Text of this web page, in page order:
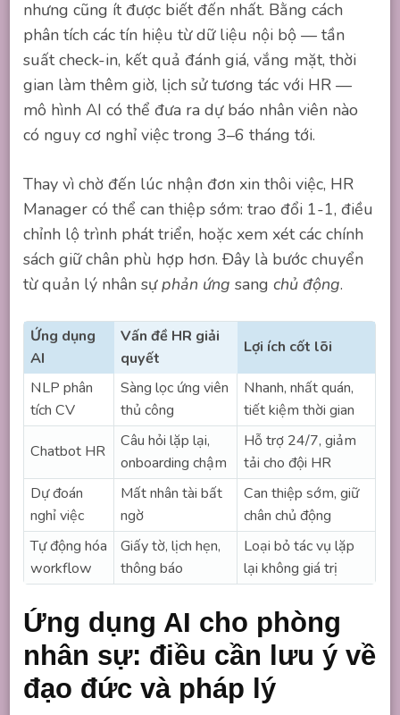
nhưng cũng ít được biết đến nhất. Bằng cách
phân tích các tín hiệu từ dữ liệu nội bộ — tần
suất check-in, kết quả đánh giá, vắng mặt, thời
gian làm thêm giờ, lịch sử tương tác với HR —
mô hình AI có thể đưa ra dự báo nhân viên nào
có nguy cơ nghỉ việc trong 3–6 tháng tới.
Thay vì chờ đến lúc nhận đơn xin thôi việc, HR
Manager có thể can thiệp sớm: trao đổi 1-1, điều
chỉnh lộ trình phát triển, hoặc xem xét các chính
sách giữ chân phù hợp hơn. Đây là bước chuyển
từ quản lý nhân sựphản ứng sangchủ động.
Ứng dụng
AI
Vấn đề HR giải
quyết
Lợi ích cốt lõi
NLP phân
tích CV
Sàng lọc ứng viên
thủ công
Nhanh, nhất quán,
tiết kiệm thời gian
Chatbot HR
Câu hỏi lặp lại,
onboarding chậm
Hỗ trợ 24/7, giảm
tải cho đội HR
Dự đoán
nghỉ việc
Mất nhân tài bất
ngờ
Can thiệp sớm, giữ
chân chủ động
Tự động hóa
workflow
Giấy tờ, lịch hẹn,
thông báo
Loại bỏ tác vụ lặp
lại không giá trị
Ứng dụng AI cho phòng
nhân sự: điều cần lưu ý về
đạo đức và pháp lý